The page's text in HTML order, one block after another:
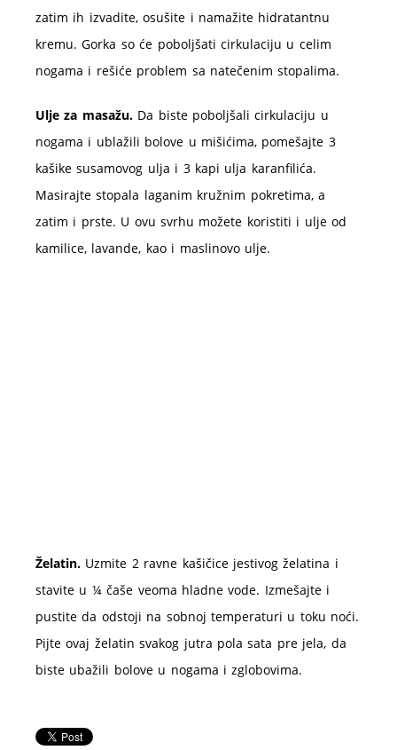
zatim ih izvadite, osušite i namažite hidratantnu
kremu. Gorka so će poboljšati cirkulaciju u celim
nogama i rešiće problem sa natečenim stopalima.
Ulje za masažu.Da biste poboljšali cirkulaciju u
nogama i ublažili bolove u mišićima, pomešajte 3
kašike susamovog ulja i 3 kapi ulja karanfilića.
Masirajte stopala laganim kružnim pokretima, a
zatim i prste. U ovu svrhu možete koristiti i ulje od
kamilice, lavande, kao i maslinovo ulje.
Želatin. Uzmite 2 ravne kašičice jestivog želatina i
stavite u ¼ čaše veoma hladne vode. Izmešajte i
pustite da odstoji na sobnoj temperaturi u toku noći.
Pijte ovaj želatin svakog jutra pola sata pre jela, da
biste ubažili bolove u nogama i zglobovima.